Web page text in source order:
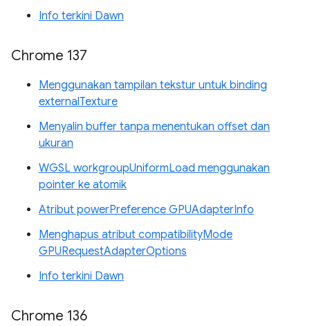
Info terkini Dawn
Chrome 137
Menggunakan tampilan tekstur untuk binding
externalTexture
Menyalin buffer tanpa menentukan offset dan
ukuran
WGSL workgroupUniformLoad menggunakan
pointer ke atomik
Atribut powerPreference GPUAdapterInfo
Menghapus atribut compatibilityMode
GPURequestAdapterOptions
Info terkini Dawn
Chrome 136